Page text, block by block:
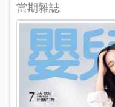
當期雜誌